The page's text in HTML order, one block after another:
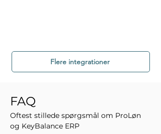
Flere integrationer
FAQ
Oftest stillede spørgsmål om ProLøn
og KeyBalance ERP